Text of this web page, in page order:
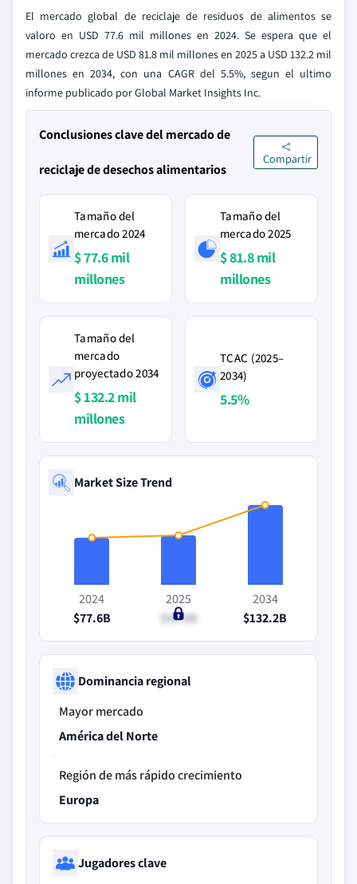
El mercado global de reciclaje de residuos de alimentos se
valoro en USD 77.6 mil millones en 2024. Se espera que el
mercado crezca de USD 81.8 mil millones en 2025 a USD 132.2 mil
millones en 2034, con una CAGR del 5.5%, segun el ultimo
informe publicado por Global Market Insights Inc.
Conclusiones clave del mercado de
reciclaje de desechos alimentarios
Compartir
Tamaño del
mercado 2024
$ 77.6 mil
millones
Tamaño del
mercado 2025
$ 81.8 mil
millones
Tamaño del
mercado
proyectado 2034
$ 132.2 mil
millones
TCAC (2025–
2034)
5.5%
Market Size Trend
2024
$77.6B
2025
$81.8B
2034
$132.2B
Dominancia regional
Mayor mercado
América del Norte
Región de más rápido crecimiento
Europa
Jugadores clave